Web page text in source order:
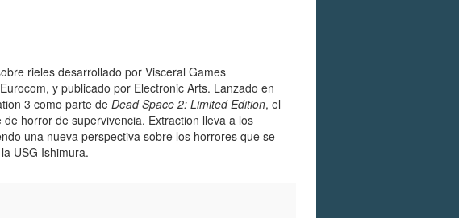
rieles desarrollado por Visceral Games
y publicado por Electronic Arts. Lanzado en
3 como parte de Dead Space 2: Limited Edition, el
de horror de supervivencia. Extraction lleva a los
una nueva perspectiva sobre los horrores que se
USG Ishimura.